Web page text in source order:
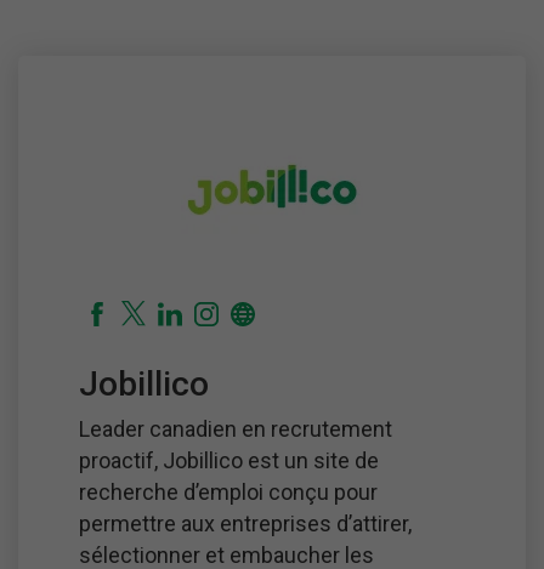
Jobillico
Leader canadien en recrutement
proactif, Jobillico est un site de
recherche d’emploi conçu pour
permettre aux entreprises d’attirer,
sélectionner et embaucher les